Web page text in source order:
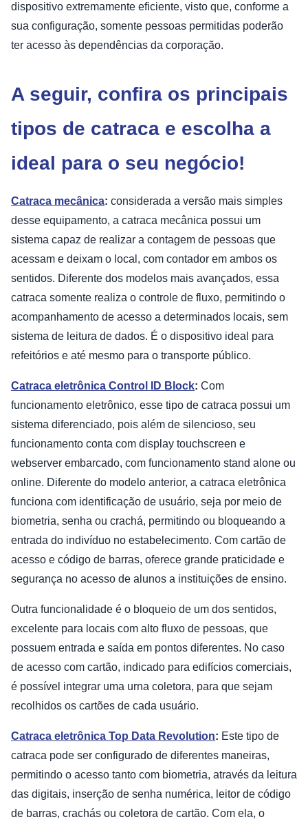
dispositivo extremamente eficiente, visto que, conforme a
sua configuração, somente pessoas permitidas poderão
ter acesso às dependências da corporação.
A seguir, confira os principais
tipos de catraca e escolha a
ideal para o seu negócio!
Catraca mecânica: considerada a versão mais simples
desse equipamento, a catraca mecânica possui um
sistema capaz de realizar a contagem de pessoas que
acessam e deixam o local, com contador em ambos os
sentidos. Diferente dos modelos mais avançados, essa
catraca somente realiza o controle de fluxo, permitindo o
acompanhamento de acesso a determinados locais, sem
sistema de leitura de dados. É o dispositivo ideal para
refeitórios e até mesmo para o transporte público.
Catraca eletrônica Control ID Block: Com
funcionamento eletrônico, esse tipo de catraca possui um
sistema diferenciado, pois além de silencioso, seu
funcionamento conta com display touchscreen e
webserver embarcado, com funcionamento stand alone ou
online. Diferente do modelo anterior, a catraca eletrônica
funciona com identificação de usuário, seja por meio de
biometria, senha ou crachá, permitindo ou bloqueando a
entrada do indivíduo no estabelecimento. Com cartão de
acesso e código de barras, oferece grande praticidade e
segurança no acesso de alunos a instituições de ensino.
Outra funcionalidade é o bloqueio de um dos sentidos,
excelente para locais com alto fluxo de pessoas, que
possuem entrada e saída em pontos diferentes. No caso
de acesso com cartão, indicado para edifícios comerciais,
é possível integrar uma urna coletora, para que sejam
recolhidos os cartões de cada usuário.
Catraca eletrônica Top Data Revolution: Este tipo de
catraca pode ser configurado de diferentes maneiras,
permitindo o acesso tanto com biometria, através da leitura
das digitais, inserção de senha numérica, leitor de código
de barras, crachás ou coletora de cartão. Com ela, o